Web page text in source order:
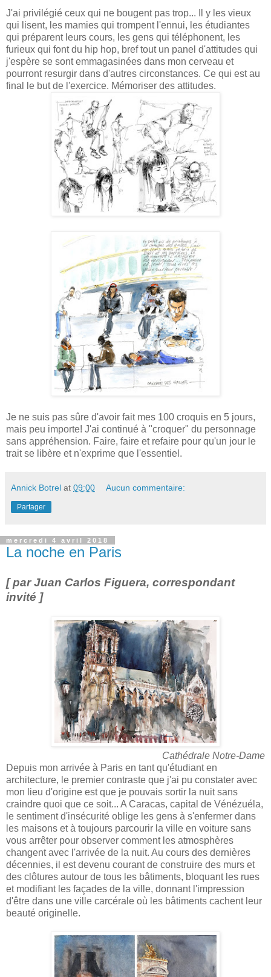
J'ai privilégié ceux qui ne bougent pas trop... Il y les vieux
qui lisent, les mamies qui trompent l'ennui, les étudiantes
qui préparent leurs cours, les gens qui téléphonent, les
furieux qui font du hip hop, bref tout un panel d'attitudes qui
j'espère se sont emmagasinées dans mon cerveau et
pourront resurgir dans d'autres circonstances. Ce qui est au
final le but de l'exercice. Mémoriser des attitudes.
Je ne suis pas sûre d'avoir fait mes 100 croquis en 5 jours,
mais peu importe! J'ai continué à "croquer" du personnage
sans appréhension. Faire, faire et refaire pour qu'un jour le
trait se libère et n'exprime que l'essentiel.
Annick Botrel at 09:00 Aucun commentaire:
Partager
mercredi 4 avril 2018
La noche en Paris
[ par Juan Carlos Figuera, correspondant
invité ]
Cathédrale Notre-Dame
Depuis mon arrivée à Paris en tant qu'étudiant en
architecture, le premier contraste que j'ai pu constater avec
mon lieu d'origine est que je pouvais sortir la nuit sans
craindre quoi que ce soit... A Caracas, capital de Vénézuéla,
le sentiment d'insécurité oblige les gens à s'enfermer dans
les maisons et à toujours parcourir la ville en voiture sans
vous arrêter pour observer comment les atmosphères
changent avec l'arrivée de la nuit. Au cours des dernières
décennies, il est devenu courant de construire des murs et
des clôtures autour de tous les bâtiments, bloquant les rues
et modifiant les façades de la ville, donnant l'impression
d'être dans une ville carcérale où les bâtiments cachent leur
beauté originelle.